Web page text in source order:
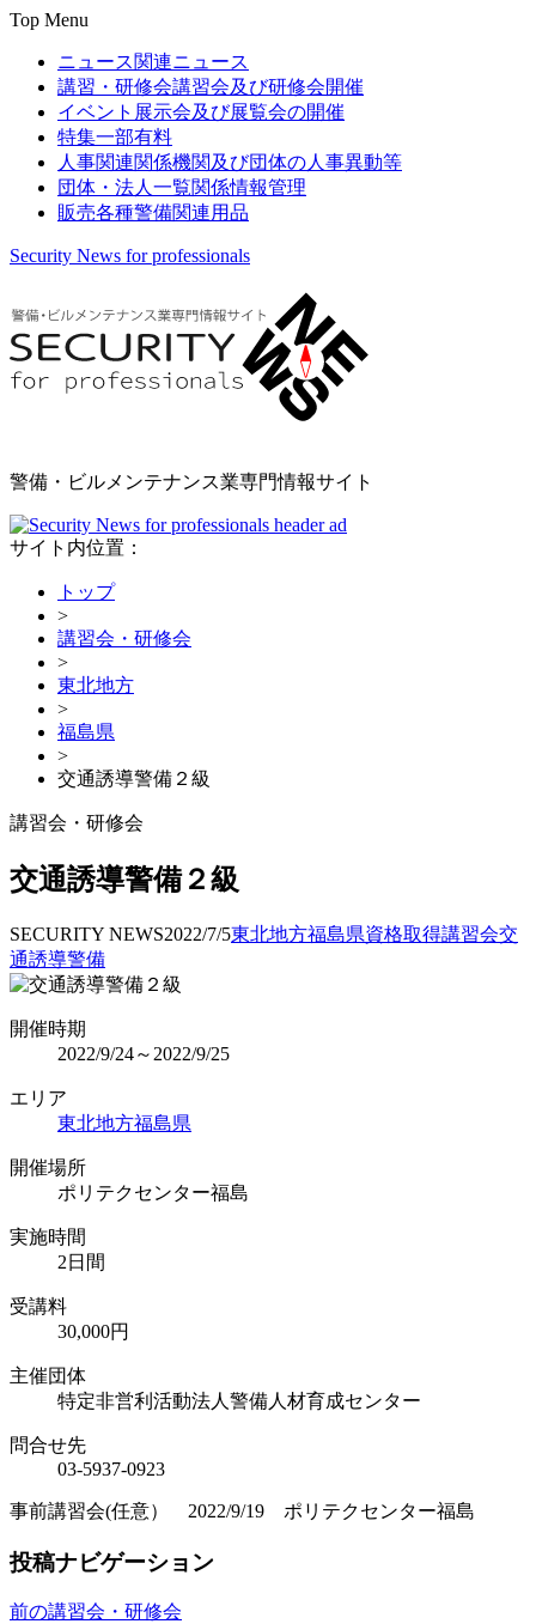
Top Menu
ニュース関連ニュース
講習・研修会講習会及び研修会開催
イベント 展示会及び展覧会の開催
特集一部有料
人事関連関係機関及び団体の人事異動等
団体・法人一覧関係情報管理
販売各種警備関連用品
Security News for professionals
警備・ビルメンテナンス業専門情報サイト
サイト内位置：
トップ
>
講習会・研修会
>
東北地方
>
福島県
>
交通誘導警備２級
講習会・研修会
交通誘導警備２級
SECURITY NEWS2022/7/5東北地方福島県資格取得講習会交
通誘導警備
開催時期
2022/9/24～2022/9/25
エリア
東北地方福島県
開催場所
ポリテクセンター福島
実施時間
2日間
受講料
30,000円
主催団体
特定非営利活動法人警備人材育成センター
問合せ先
03-5937-0923
事前講習会(任意） 2022/9/19 ポリテクセンター福島
投稿ナビゲーション
前の講習会・研修会